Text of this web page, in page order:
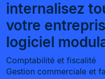
internalisez
votre
logiciel
Comptabilité et fiscalité
Gestion commerciale et